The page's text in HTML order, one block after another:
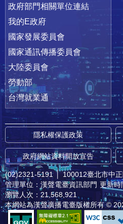
政府部門相關單位連結
我的E政府
國家發展委員會
國家通訊傳播委員會
大陸委員會
勞動部
台灣就業通
隱私權保護政策
政府網站資料開放宣告
(02)2321-5191 │ 100012臺北市中
管理單位：漢聲電臺資訊部門 更新時
瀏覽人次：21,568,921
本網站為漢聲廣播電臺版權所有 ©